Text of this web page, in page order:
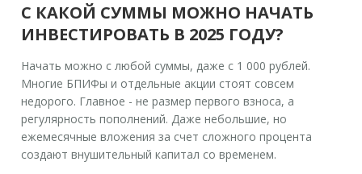
С КАКОЙ СУММЫ МОЖНО НАЧАТЬ
ИНВЕСТИРОВАТЬ В 2025 ГОДУ?
Начать можно с любой суммы, даже с 1 000 рублей.
Многие БПИФы и отдельные акции стоят совсем
недорого. Главное - не размер первого взноса, а
регулярность пополнений. Даже небольшие, но
ежемесячные вложения за счет сложного процента
создают внушительный капитал со временем.